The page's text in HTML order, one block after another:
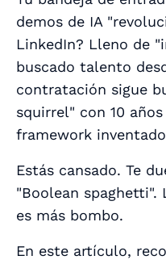
demos de IA
LinkedIn? Lleno de
buscado talento
contratación sigue
squirrel" con 10
framework
Estás cansado. Te
"Boolean
es más bombo.
En este artículo,